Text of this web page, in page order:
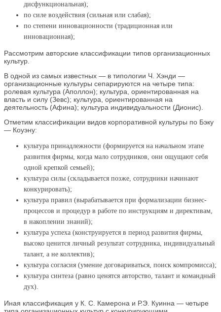
дисфункциональная);
по силе воздействия (сильная или слабая);
по степени инновационности (традиционная или
инновационная);
Рассмотрим авторские классификации типов организационных
культур.
В одной из самых известных — в типологии Ч. Хэнди —
организационные культуры сепарируются на четыре типа:
ролевая культура (Аполлон); культура, ориентированная на
власть и силу (Зевс); культура, ориентированная на
деятельность (Афина); культура индивидуальности (Дионис).
Отметим классификации видов корпоративной культуры по Бэку
— Коуэну:
культура принадлежности (формируется на начальном этапе
развития фирмы, когда мало сотрудников, они ощущают себя
одной крепкой семьей);
культура силы (складывается позже, сотрудники начинают
конкурировать);
культура правил (вырабатывается при формализации бизнес-
процессов и процедур в работе по инструкциям и директивам,
в накоплении знаний);
культура успеха (конструируется в период развития фирмы,
высоко ценится личный результат сотрудника, индивидуальный
талант, а не коллектив);
культура согласия (умение договариваться, поиск компромисса);
культура синтеза (равно ценятся авторство, талант и командный
дух).
Иная классификация у К. С. Камерона и Р.Э. Куинна — четыре